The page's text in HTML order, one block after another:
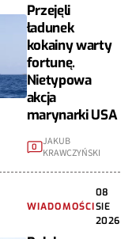
Przejęli
ładunek
kokainy warty
fortunę.
Nietypowa
akcja
marynarki USA
0 JAKUB
KRAWCZYŃSKI
WIADOMOŚCI
08
SIE
2026